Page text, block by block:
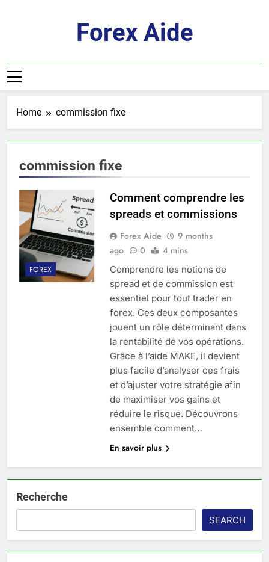
Forex Aide
Home commission fixe
commission fixe
FOREX
Comment comprendre les
spreads et commissions
Forex Aide
9 months
ago
0 4 mins
Comprendre les notions de
spread et de commission est
essentiel pour tout trader en
forex. Ces deux composantes
jouent un rôle déterminant dans
la rentabilité de vos opérations.
Grâce à l’aide MAKE, il devient
plus facile d’analyser ces frais
et d’ajuster votre stratégie afin
de maximiser vos gains et
réduire le risque. Découvrons
ensemble comment…
En savoir plus
Recherche
SEARCH